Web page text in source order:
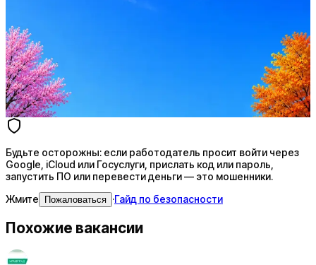
Будьте осторожны: если работодатель просит войти через
Google, iCloud или Госуслуги, прислать код или пароль,
запустить ПО или перевести деньги — это мошенники.
Жмите
Пожаловаться ·Гайд по безопасности
Похожие вакансии